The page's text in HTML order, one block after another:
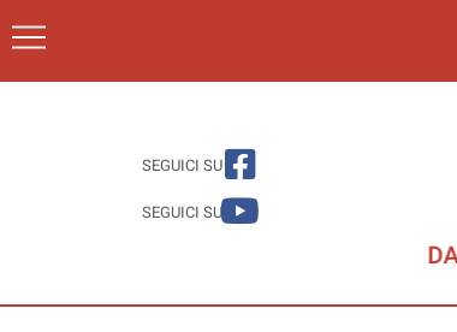
SEGUICI SU
SEGUICI SU